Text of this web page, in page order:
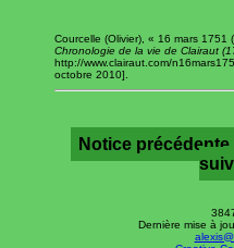
Courcelle (Olivier), « 16 mars 1751
Chronologie de la vie de Clairaut
http://www.clairaut.com/
octobre 2010].
Notice précédente
Dernière mise à